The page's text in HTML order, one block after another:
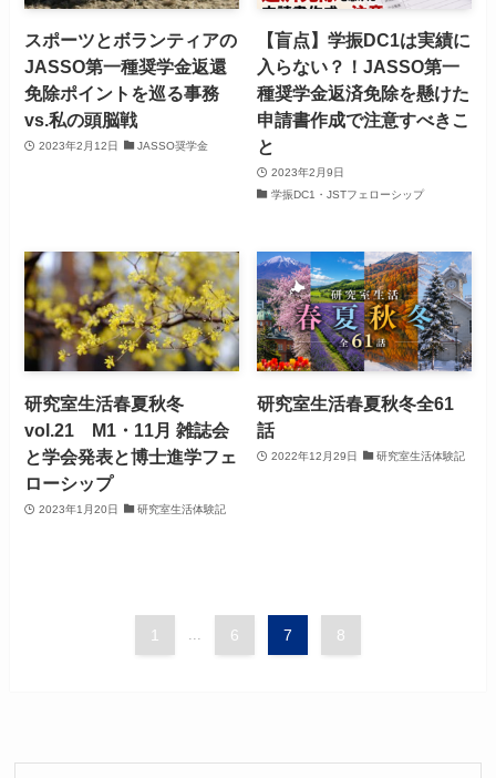
スポーツとボランティアの
JASSO第一種奨学金返還
免除ポイントを巡る事務
vs.私の頭脳戦
2023年2月12日 JASSO奨学金
【盲点】学振DC1は実績に
入らない？！JASSO第一
種奨学金返済免除を懸けた
申請書作成で注意すべきこ
と
2023年2月9日
学振DC1・JSTフェローシップ
研究室生活春夏秋冬
vol.21 M1・11月 雑誌会
と学会発表と博士進学フェ
ローシップ
2023年1月20日 研究室生活体験記
研究室生活春夏秋冬全61
話
2022年12月29日 研究室生活体験記
1 ... 6 7 8